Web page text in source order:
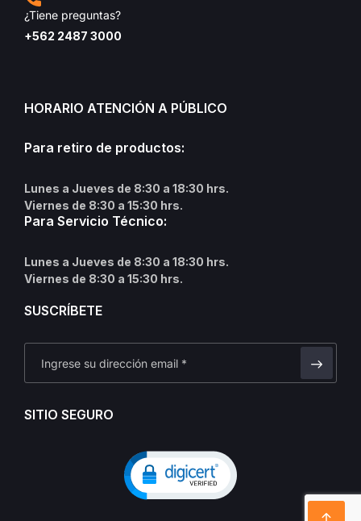
¿Tiene preguntas?
+562 2487 3000
HORARIO ATENCIÓN A PÚBLICO
Para retiro de productos:
Lunes a Jueves de 8:30 a 18:30 hrs.
Viernes de 8:30 a 15:30 hrs.
Para Servicio Técnico:
Lunes a Jueves de 8:30 a 18:30 hrs.
Viernes de 8:30 a 15:30 hrs.
SUSCRÍBETE
SITIO SEGURO